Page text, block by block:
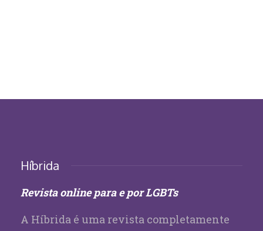
Híbrida
Revista online para e por LGBTs
A Híbrida é uma revista completamente